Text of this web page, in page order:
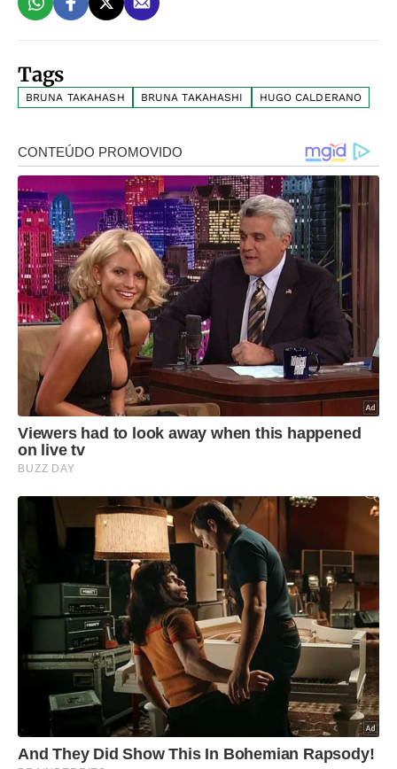
Tags
BRUNA TAKAHASH BRUNA TAKAHASHI HUGO CALDERANO